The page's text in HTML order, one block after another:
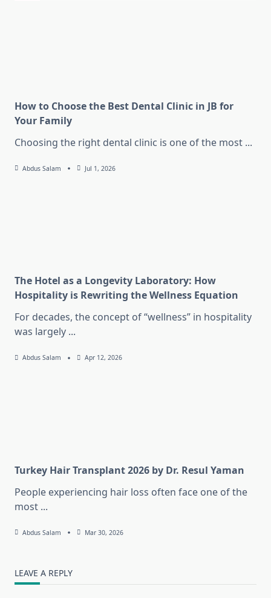
How to Choose the Best Dental Clinic in JB for
Your Family
Choosing the right dental clinic is one of the most ...
Abdus Salam Jul 1, 2026
The Hotel as a Longevity Laboratory: How
Hospitality is Rewriting the Wellness Equation
For decades, the concept of “wellness” in hospitality
was largely ...
Abdus Salam Apr 12, 2026
Turkey Hair Transplant 2026 by Dr. Resul Yaman
People experiencing hair loss often face one of the
most ...
Abdus Salam Mar 30, 2026
LEAVE A REPLY